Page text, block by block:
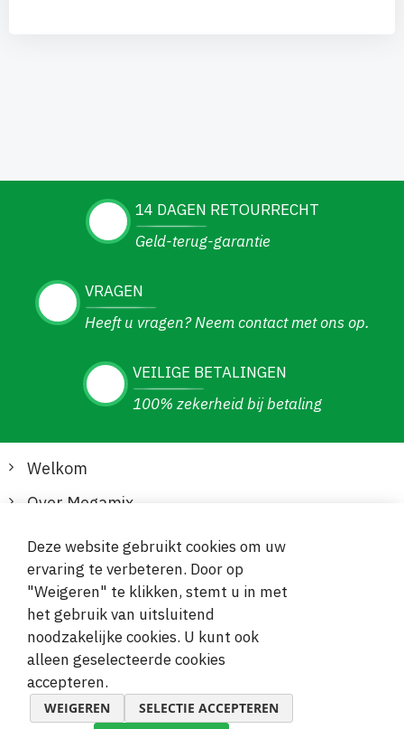
14 DAGEN RETOURRECHT
Geld-terug-garantie
VRAGEN
Heeft u vragen? Neem contact met ons op.
VEILIGE BETALINGEN
100% zekerheid bij betaling
Welkom
Over Megamix
Informatie
Klantenservice
Veilige en gemakkelijke betalingen
Deze website gebruikt cookies om uw
ervaring te verbeteren. Door op
"Weigeren" te klikken, stemt u in met
het gebruik van uitsluitend
noodzakelijke cookies. U kunt ook
alleen geselecteerde cookies
accepteren.
WEIGEREN SELECTIE ACCEPTEREN